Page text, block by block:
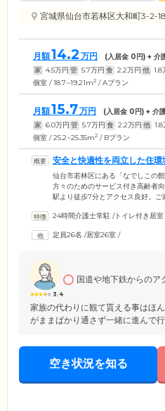
宮城県仙台市若林区大和町3-2-18
月額14.2 万円 (入居金 0円) + 介
家 4.5万円 管 5.7万円 食 2.2万円 他 1.8
個室 / 18.7~19.21m2 / Aプラン
月額15.7万円 (入居金 0円) + 介
家 6.0万円 管 5.7万円 食 2.2万円 他 1.8
個室 / 25.2~25.35m2 / Bプラン
安全と快適性を両立した住
過ごしください
仙台市若林区にある「なでしこの
方々のためのサービス付き高齢者
駅より徒歩7分とアクセス良好。ご
バリアフリー設計を採用。全26戸
品のお持ち込みも可能です。ご自
24時間介護士常駐 /トイレ付き居室
定員26名 /居室26室 /
3.4
国道や地下鉄からのア
家族の代わりに観て貰える事はほ
がままばかり通さず一緒に進んで
空き状況を知る